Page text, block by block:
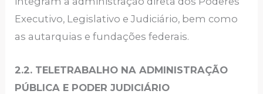
Executivo, Legislativo e Judiciário, bem como
as autarquias e fundações federais.
2.2. TELETRABALHO NA ADMINISTRAÇÃO
PÚBLICA E PODER JUDICIÁRIO